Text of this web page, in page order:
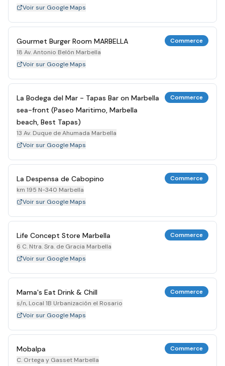
Voir sur Google Maps
Gourmet Burger Room MARBELLA
18 Av. Antonio Belón Marbella
Commerce
Voir sur Google Maps
La Bodega del Mar - Tapas Bar on Marbella
sea-front (Paseo Maritimo, Marbella
beach, Best Tapas)
13 Av. Duque de Ahumada Marbella
Commerce
Voir sur Google Maps
La Despensa de Cabopino
km 195 N-340 Marbella
Commerce
Voir sur Google Maps
Life Concept Store Marbella
6 C. Ntra. Sra. de Gracia Marbella
Commerce
Voir sur Google Maps
Mama's Eat Drink & Chill
s/n, Local 1B Urbanización el Rosario
Commerce
Voir sur Google Maps
Mobalpa
C. Ortega y Gasset Marbella
Commerce